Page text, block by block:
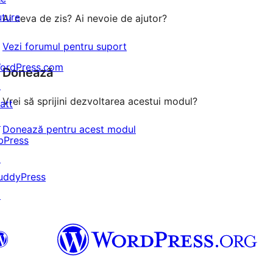
(stele)
Ai ceva de zis? Ai nevoie de ajutor?
Vezi forumul pentru suport
Donează
Vrei să sprijini dezvoltarea acestui modul?
Donează pentru acest modul